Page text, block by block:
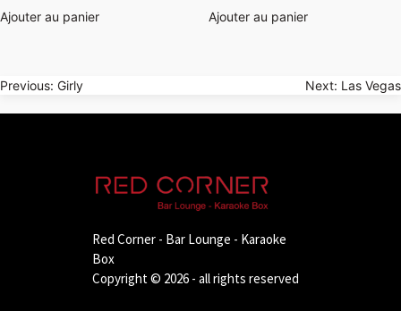
Ajouter au panier Ajouter au panier
Navigation
de
Previous: Girly Next: Las Vegas
Red Corner - Bar Lounge - Karaoke
Box
Copyright © 2026 - all rights reserved